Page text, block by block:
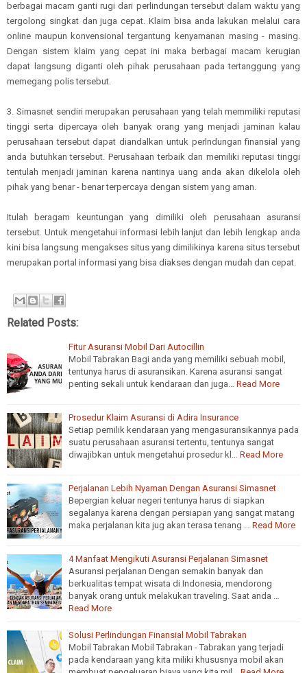
berbagai macam ganti rugi dari perlindungan tersebut dalam waktu yang
tergolong singkat dan juga cepat. Klaim bisa anda lakukan melalui cara
online maupun konvensional tergantung kenyamanan masing - masing.
Dengan sistem klaim yang cepat ini maka berbagai macam kerugian
dapat langsung diganti oleh pihak perusahaan pada tertanggung yang
memegang polis tersebut.
3. Simasnet sendiri merupakan perusahaan yang telah memmiliki reputasi
tinggi serta dipercaya oleh banyak orang yang menjadi jaminan kalau
perusahaan tersebut dapat diandalkan untuk perlndungan finansial yang
anda butuhkan tersebut. Perusahaan terbaik dan memiliki reputasi tinggi
tentulah menjadi jaminan karena nantinya uang anda akan dikelola oleh
pihak yang benar - benar terpercaya dengan sistem yang aman.
Itulah beragam keuntungan yang dimiliki oleh perusahaan asuransi
tersebut. Untuk mengetahui informasi lebih lanjut dan lebih lengkap anda
kini bisa langsung mengakses situs yang dimilikinya karena situs tersebut
merupakan portal informasi yang bisa diakses dengan mudah dan cepat.
Related Posts:
Fitur Asuransi Mobil Dari Autocillin
Mobil Tabrakan Bagi anda yang memiliki sebuah mobil,
tentunya harus di asuransikan. Karena asuransi sangat
penting sekali untuk kendaraan dan juga…
Read More
Prosedur Klaim Asuransi di Adira Insurance
Setiap pemilik kendaraan yang mengasuransikannya pada
suatu perusahaan asuransi tertentu, tentunya sangat
diwajibkan untuk mengetahui prosedur kl…
Read More
Perjalanan Lebih Nyaman Dengan Asuransi Simasnet
Bepergian keluar negeri tentunya harus di siapkan
segalanya karena dengan persiapan yang sangat matang
maka perjalanan kita jug akan terasa tenang …
Read More
4 Manfaat Mengikuti Asuransi Perjalanan Simasnet
Asuransi perjalanan Dengan semakin banyak dan
berkualitas tempat wisata di Indonesia, mendorong
banyak orang untuk melakukan traveling. Saat anda …
Read More
Solusi Perlindungan Finansial Mobil Tabrakan
Mobil Tabrakan Mobil Tabrakan - Tabrakan yang terjadi
pada kendaraan yang kita miliki khususnya mobil akan